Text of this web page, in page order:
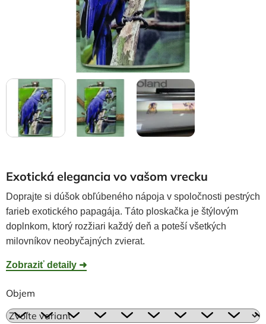
Exotická elegancia vo vašom vrecku
Doprajte si dúšok obľúbeného nápoja v spoločnosti pestrých
farieb exotického papagája. Táto ploskačka je štýlovým
doplnkom, ktorý rozžiari každý deň a poteší všetkých
milovníkov neobyčajných zvierat.
Zobraziť detaily ➜
Objem